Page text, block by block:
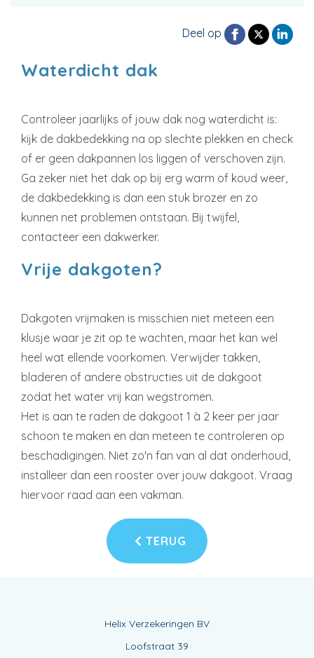
Deel op
Waterdicht dak
Controleer jaarlijks of jouw dak nog waterdicht is:
kijk de dakbedekking na op slechte plekken en check
of er geen dakpannen los liggen of verschoven zijn.
Ga zeker niet het dak op bij erg warm of koud weer,
de dakbedekking is dan een stuk brozer en zo
kunnen net problemen ontstaan. Bij twijfel,
contacteer een dakwerker.
Vrije dakgoten?
Dakgoten vrijmaken is misschien niet meteen een
klusje waar je zit op te wachten, maar het kan wel
heel wat ellende voorkomen. Verwijder takken,
bladeren of andere obstructies uit de dakgoot
zodat het water vrij kan wegstromen.
Het is aan te raden de dakgoot 1 à 2 keer per jaar
schoon te maken en dan meteen te controleren op
beschadigingen. Niet zo'n fan van al dat onderhoud,
installeer dan een rooster over jouw dakgoot. Vraag
hiervoor raad aan een vakman.
TERUG
Helix Verzekeringen BV
Loofstraat 39